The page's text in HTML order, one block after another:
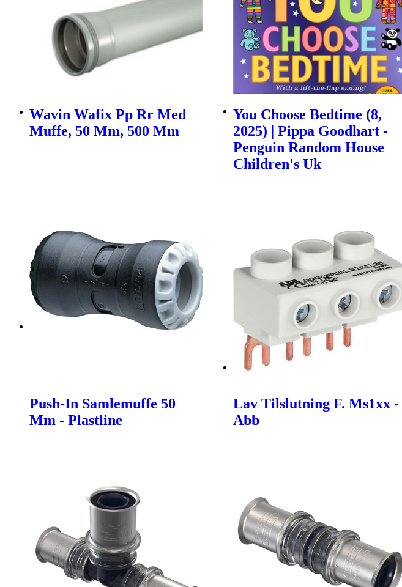
Wavin Wafix Pp Rr Med
Muffe, 50 Mm, 500 Mm
You Choose Bedtime (8,
2025) | Pippa Goodhart -
Penguin Random House
Children's Uk
Push-In Samlemuffe 50
Mm - Plastline
Lav Tilslutning F. Ms1xx -
Abb